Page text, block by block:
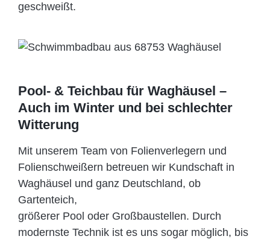
geschweißt.
Pool- & Teichbau für Waghäusel –
Auch im Winter und bei schlechter
Witterung
Mit unserem Team von Folienverlegern und
Folien­schweißern betreuen wir Kundschaft in
Waghäusel und ganz Deutschland, ob
Gartenteich,
größerer Pool oder Großbaustellen. Durch
modernste Technik ist es uns sogar möglich, bis